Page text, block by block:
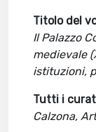
Titolo del
Il Palazzo
medievale
istituzioni,
Tutti i
Calzona,